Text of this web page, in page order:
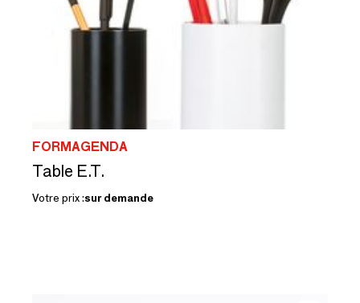
FORMAGENDA
Table E.T.
Votre prix :sur demande